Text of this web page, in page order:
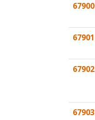
67900
67901
67902
67903